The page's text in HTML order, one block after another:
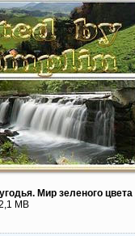
Мир зеленого цвета
MB